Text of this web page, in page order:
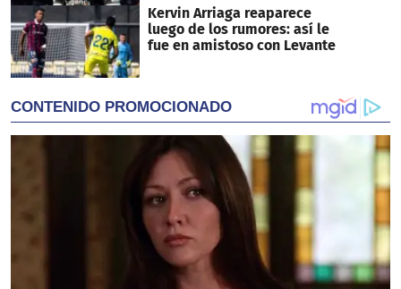
Kervin Arriaga reaparece
luego de los rumores: así le
fue en amistoso con Levante